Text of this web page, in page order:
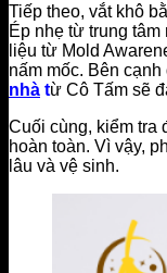
Tiếp theo, vắt khô
Ép nhẹ từ trung
liệu từ Mold
nấm mốc. Bên
nhà từ Cô Tấm sẽ
Cuối cùng, kiểm tra
hoàn toàn. Vì vậy,
lâu và vệ sinh.